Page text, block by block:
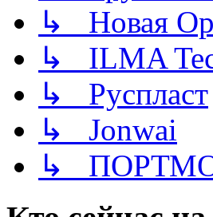
↳ Новая
↳ ILMA
↳ Руспласт
↳ Jonwai
↳